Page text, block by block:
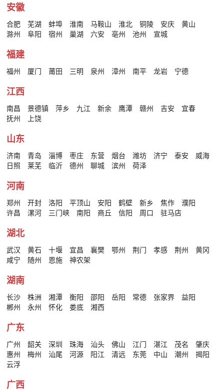
安徽
合肥 芜湖 蚌埠 淮南 马鞍山 淮北 铜陵 安庆
黄山
滁州
阜阳 宿州 巢湖 六安 亳州 池州 宣城
福建
福州 厦门 莆田 三明 泉州 漳州 南平 龙岩 宁德
江西
南昌 景德镇 萍乡 九江 新余 鹰潭 赣州 吉安
宜春
抚州
上饶
山东
济南 青岛 淄博 枣庄 东营 烟台 潍坊 济宁 泰安
威海
日照
莱芜 临沂 德州 聊城 滨州 荷泽
河南
郑州 开封 洛阳 平顶山 安阳 鹤壁 新乡 焦作
濮阳
许昌
漯河 三门峡 南阳 商丘 信阳 周口 驻马店
湖北
武汉 黄石 十堰 宜昌 襄樊 鄂州 荆门 孝感 荆州
黄冈
咸宁
随州 恩施 神农架
湖南
长沙 株洲 湘潭 衡阳 邵阳 岳阳 常德 张家界
益阳
郴州
永州 怀化 娄底 湘西
广东
广州 韶关 深圳 珠海 汕头 佛山 江门 湛江 茂名
肇庆
惠州
梅州 汕尾 河源 阳江 清远 东莞 中山 潮州
揭阳
云浮
广西